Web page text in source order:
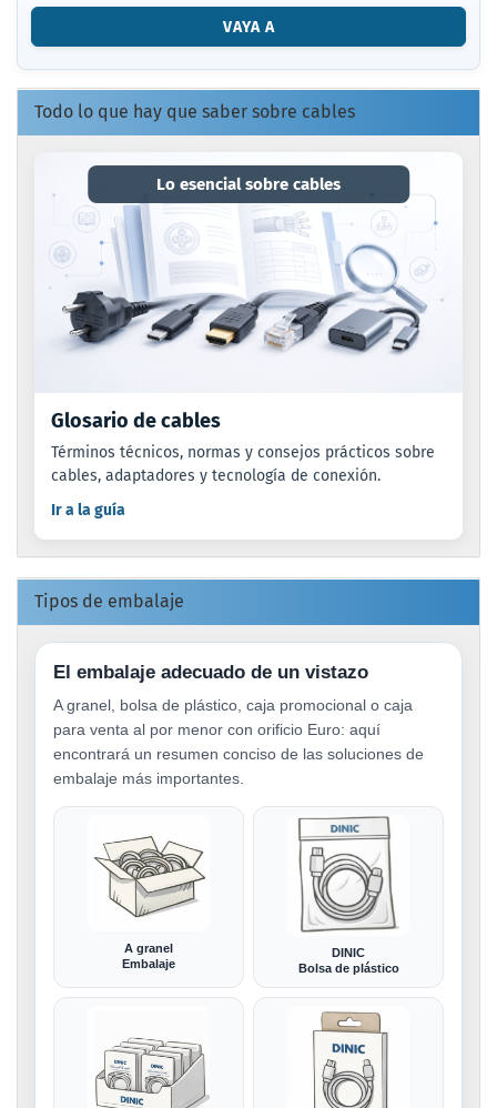
ARTÍCULO
NUESTRO
CATÁLOGO.
VAYA A
Todo lo que hay que saber sobre cables
Lo esencial sobre cables
Glosario de cables
Términos técnicos, normas y consejos prácticos sobre
cables, adaptadores y tecnología de conexión.
Ir a la guía
Tipos de embalaje
El embalaje adecuado de un vistazo
A granel, bolsa de plástico, caja promocional o caja
para venta al por menor con orificio Euro: aquí
encontrará un resumen conciso de las soluciones de
embalaje más importantes.
A granel
Embalaje
DINIC
Bolsa de plástico